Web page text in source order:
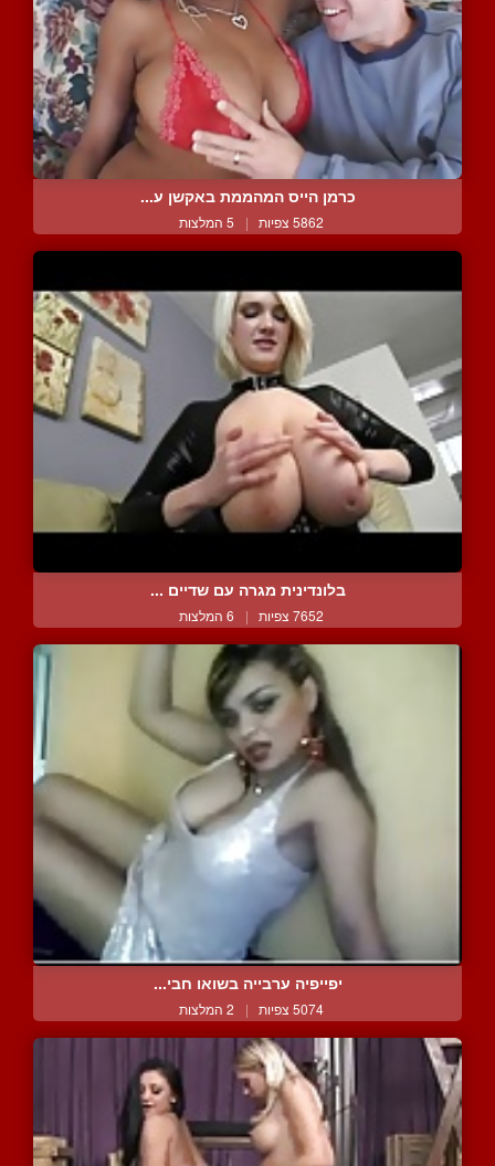
כרמן הייס המהממת באקשן ע...
5862 צפיות | 5 המלצות
בלונדינית מגרה עם שדיים ...
7652 צפיות | 6 המלצות
יפייפיה ערבייה בשואו חבי...
5074 צפיות | 2 המלצות